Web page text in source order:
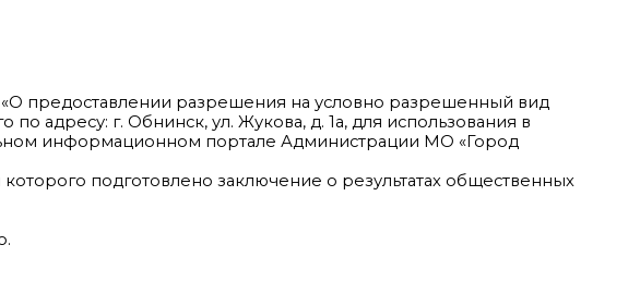
предоставлении разрешения на условно разрешенный вид
адресу: г. Обнинск, ул. Жукова, д. 1а, для использования в
информационном портале Администрации МО «Город
подготовлено заключение о результатах общественных